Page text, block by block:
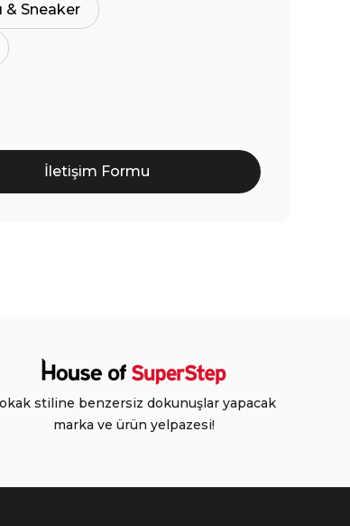
& Sneaker
İletişim Formu
stiline benzersiz dokunuşlar yapacak
marka ve ürün yelpazesi!